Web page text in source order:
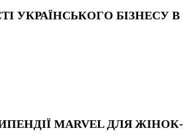
УКРАЇНСЬКОГО БІЗНЕСУ В
MARVEL ДЛЯ ЖІНОК-